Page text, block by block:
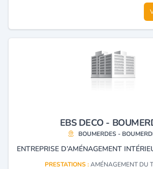
EBS DECO -
BOUMERDES -
PRESTATIONS :AMÉNAGEMENT DU